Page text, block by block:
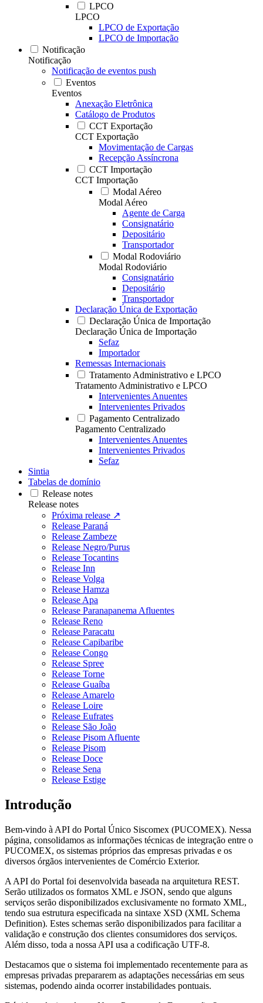
LPCO
LPCO
LPCO de Exportação
LPCO de Importação
Notificação
Notificação
Notificação de eventos push
Eventos
Eventos
Anexação Eletrônica
Catálogo de Produtos
CCT Exportação
CCT Exportação
Movimentação de Cargas
Recepção Assíncrona
CCT Importação
CCT Importação
Modal Aéreo
Modal Aéreo
Agente de Carga
Consignatário
Depositário
Transportador
Modal Rodoviário
Modal Rodoviário
Consignatário
Depositário
Transportador
Declaração Única de Exportação
Declaração Única de Importação
Declaração Única de Importação
Sefaz
Importador
Remessas Internacionais
Tratamento Administrativo e LPCO
Tratamento Administrativo e LPCO
Intervenientes Anuentes
Intervenientes Privados
Pagamento Centralizado
Pagamento Centralizado
Intervenientes Anuentes
Intervenientes Privados
Sefaz
Sintia
Tabelas de domínio
Release notes
Release notes
Próxima release ↗
Release Paraná
Release Zambeze
Release Negro/Purus
Release Tocantins
Release Inn
Release Volga
Release Hamza
Release Apa
Release Paranapanema Afluentes
Release Reno
Release Paracatu
Release Capibaribe
Release Congo
Release Spree
Release Torne
Release Guaíba
Release Amarelo
Release Loire
Release Eufrates
Release São João
Release Pisom Afluente
Release Pisom
Release Doce
Release Sena
Release Estige
Introdução
Bem-vindo à API do Portal Único Siscomex (PUCOMEX). Nessa
página, consolidamos as informações técnicas de integração entre o
PUCOMEX, os sistemas próprios das empresas privadas e os
diversos órgãos intervenientes de Comércio Exterior.
A API do Portal foi desenvolvida baseada na arquitetura REST.
Serão utilizados os formatos XML e JSON, sendo que alguns
serviços serão disponibilizados exclusivamente no formato XML,
tendo sua estrutura especificada na sintaxe XSD (XML Schema
Definition). Estes schemas serão disponibilizados para facilitar a
validação e construção dos clientes consumidores dos serviços.
Além disso, toda a nossa API usa a codificação UTF-8.
Destacamos que o sistema foi implementado recentemente para as
empresas privadas prepararem as adaptações necessárias em seus
sistemas, podendo ainda ocorrer instabilidades pontuais.